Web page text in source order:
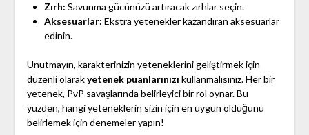
Zırh: Savunma gücünüzü artıracak zırhlar seçin.
Aksesuarlar: Ekstra yetenekler kazandıran aksesuarlar
edinin.
Unutmayın, karakterinizin yeteneklerini geliştirmek için
düzenli olarakyetenek puanlarınızı kullanmalısınız. Her bir
yetenek, PvP savaşlarında belirleyici bir rol oynar. Bu
yüzden, hangi yeteneklerin sizin için en uygun olduğunu
belirlemek için denemeler yapın!